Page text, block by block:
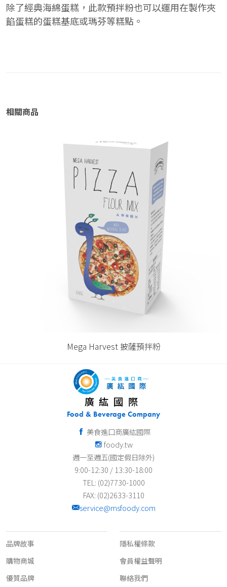
除了經典海綿蛋糕，此款預拌粉也可以運用在製作夾
餡蛋糕的蛋糕基底或瑪芬等糕點。
相關商品
廣紘國際
Food & Beverage Company
美食進口商廣紘國際
foody.tw
週一至週五(國定假日除外)
9:00-12:30 / 13:30-18:00
TEL: (02)7730-1000
FAX: (02)2633-3110
service@msfoody.com
品牌故事
購物商城
優質品牌
隱私權條款
會員權益聲明
聯絡我們